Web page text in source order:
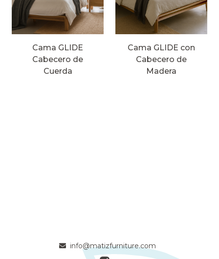
Cama GLIDE
Cabecero de
Cuerda
Cama GLIDE con
Cabecero de
Madera
info@matizfurniture.com